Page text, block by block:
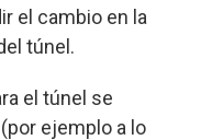
el cambio en la
túnel.
el túnel se
ejemplo a lo